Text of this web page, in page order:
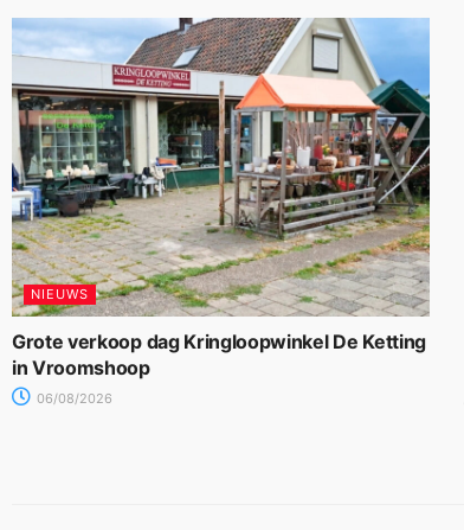
NIEUWS
Grote verkoop dag Kringloopwinkel De Ketting
in Vroomshoop
06/08/2026